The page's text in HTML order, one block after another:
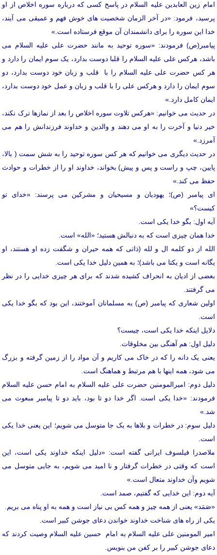
امام زین العابدین علیه السلام در پاسخ کسی که درباره سوره اخلاص از او
پرسید، فرمود: «در آخر الزمان شخصیت های خوش فهم و عمیقی می آیند،
خدا این سوره را برای دانشمندان آن موقع فرستاده است.»
پیامبر(ص) فرمودند: «سوره توحید به مانند حضرت علی علیه السلام می
باشد، هرکس علی علیه السلام را قلبا دوست بدارد، یک سوم ایمان را دارد و
هر کس حضرت علی علیه السلام را با قلب و زبان خود دوست بدارد، دو
سوم ایمان را دارد و هرکس علی را با قلب و زبان و عمل خود دوست بدارد،
ایمان کامل دارد.»
در حدیث می خوانیم: «هرکس تلاوت سوره اخلاص را بعد از نمازها ترک نکند،
خیر دنیا و آخرت را به او می دهند و والدین و خداوند فرزندانش را هم می
آمرزد.»
در حدیث دیگری می خوانیم که هر کس سوره توحید را به شش سمت ( بالا،
پایین، چپ و راست و پس و پیش) بخواند، خداوند او را از خطرات و حوادث
حفظ می کند.»
ای پیامبر (ص)؛ یهودیان و مسیحیان و مشرکین می پرسند: «خدای تو
کیست؟»
آیه اول: بگو خدا یکی است.
خدا همان چیزی است که به دنبالش هستید؛ «الله» است.
الله از دو کلمه ال و لله (ذاتی که همه حیران و شگفت زده او هستند، او
یگانه است و یکتا می باشد)؛ به همین دلیل خدا یکی است.
بعضی از ادیان به انحراف کشیده شدند که برای هر چیزی خدایی را در نظر
می گرفتند.
اولین شعاری که پبامبر (ص) به مسلمانان آموختند، این بود که بگو خدا یکی
است.
دلایل اینکه خدا یکی است، چیست؟
دلیل اول: هم آهنگی بین مخلوقات.
یعنی یک دانه را که در خاک می کاریم و آن مواد را از زمین گرفته و بزرگ
می شود، همه اینها با هم مرتبط و هماهنگ است.
دلیل دوم: امیرالمومنین حضرت علی علیه السلام به امام حسن علیه السلام
فرمودند: «خدا یکی است. اگر خدا دو تا بود، باید دو تا پیامبر مبعوث می
شد.»
دلیل سوم: در خطرات و بلاها به یک جا متوسل می شویم؛ این یعنی خدا یکی
است.
ملاصدرا فیلسوف ایرانی گفته است: «دلیل اینکه خداوند یکی است، این
است که وقتی در خطرات گرفتار و نا امید می شویم، به جایی متوسل می
شویم وآن خداوند متعال است.»
آیه دوم: این خدایی که گفتیم، صمد است.
«صَمَد» یعنی از همه چیز و همه کس بی نیاز است و همه به او پناه می بریم.
یکی از راه های شناخت خداوند خواندن دعای جوشن کبیر است.
امیر المومنین علی علیه السلام به امام حسین علیه السلام وصیت کردند که
دعای جوشن کبیر را بر کفن من بنویس.